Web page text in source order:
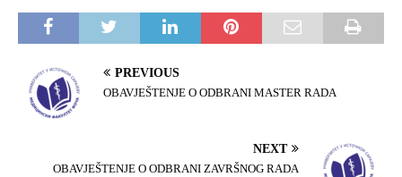
PREVIOUS
OBAVJEŠTENJE O ODBRANI MASTER RADA
NEXT
OBAVJEŠTENJE O ODBRANI ZAVRŠNOG RADA